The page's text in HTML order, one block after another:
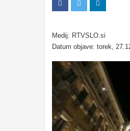
Medij: RTVSLO.si
Datum objave: torek,